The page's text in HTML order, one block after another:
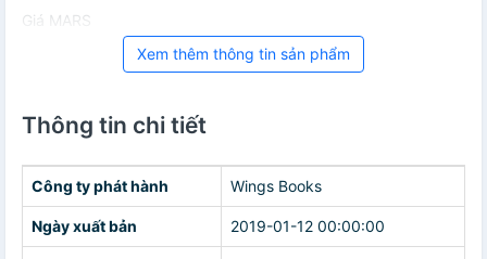
Giá MARS
Xem thêm thông tin sản phẩm
Thông tin chi tiết
Công ty phát hành Wings Books
Ngày xuất bản 2019-01-12 00:00:00